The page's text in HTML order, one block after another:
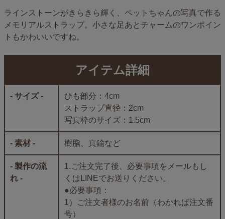
ラインストーンがきらきら輝く、ペットちゃんの写真で作る
メモリアルストラップ。小さな足あとチャームのワンポイン
トもかわいいですね。
アイテム詳細
- サイズ -
ひも部分：4cm
ストラップ直径：2cm
写真枠のサイズ：1.5cm
- 素材 - 樹脂、真鍮など
- 製作の流
れ -
1.ご注文完了後、必要事項をメールもし
くはLINEでお送りください。
●必要事項：
1）ご注文者様のお名前（わかれば注文番
号）